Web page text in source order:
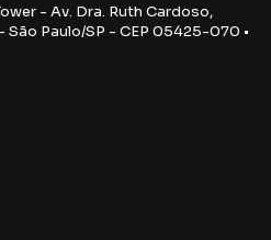
- Av. Dra. Ruth Cardoso,
São Paulo/SP - CEP 05425-070 •